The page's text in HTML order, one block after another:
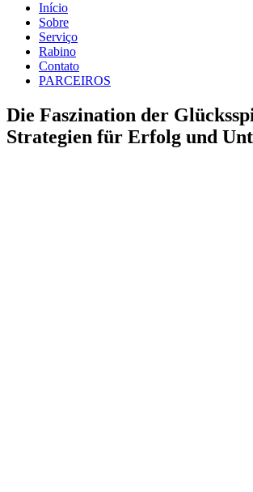
Início
Sobre
Serviço
Rabino
Contato
PARCEIROS
Die Faszination der
Strategien für Erfolg und